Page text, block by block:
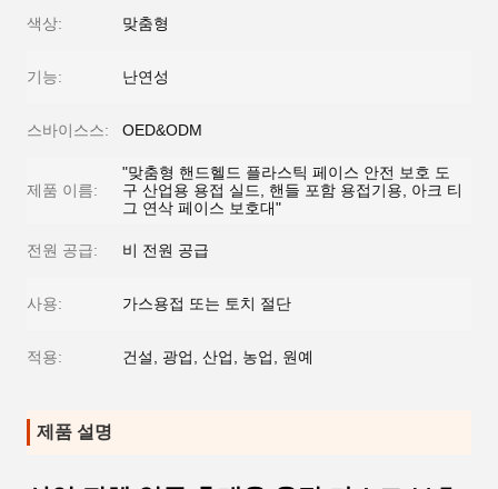
색상: 맞춤형
기능: 난연성
스바이스스: OED&ODM
제품 이름:
"맞춤형 핸드헬드 플라스틱 페이스 안전 보호 도
구 산업용 용접 실드, 핸들 포함 용접기용, 아크 티
그 연삭 페이스 보호대"
전원 공급: 비 전원 공급
사용: 가스용접 또는 토치 절단
적용: 건설, 광업, 산업, 농업, 원예
제품 설명